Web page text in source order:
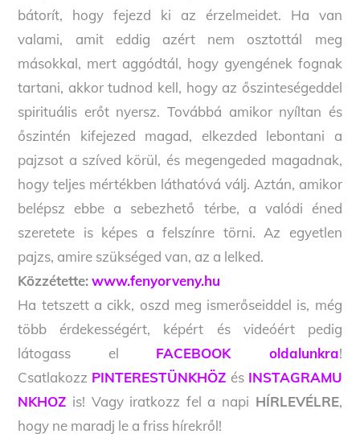
bátorít, hogy fejezd ki az érzelmeidet. Ha van
valami, amit eddig azért nem osztottál meg
másokkal, mert aggódtál, hogy gyengének fognak
tartani, akkor tudnod kell, hogy az őszinteségeddel
spirituális erőt nyersz. Továbbá amikor nyíltan és
őszintén kifejezed magad, elkezded lebontani a
pajzsot a szíved körül, és megengeded magadnak,
hogy teljes mértékben láthatóvá válj. Aztán, amikor
belépsz ebbe a sebezhető térbe, a valódi éned
szeretete is képes a felszínre törni. Az egyetlen
pajzs, amire szükséged van, az a lelked.
Közzétette: www.fenyorveny.hu
Ha tetszett a cikk, oszd meg ismerőseiddel is, még
több érdekességért, képért és videóért pedig
látogass el FACEBOOK oldalunkra!
Csatlakozz PINTERESTÜNKHÖZ és INSTAGRAMU
NKHOZ is! Vagy iratkozz fel a napi HÍRLEVÉLRE,
hogy ne maradj le a friss hírekről!